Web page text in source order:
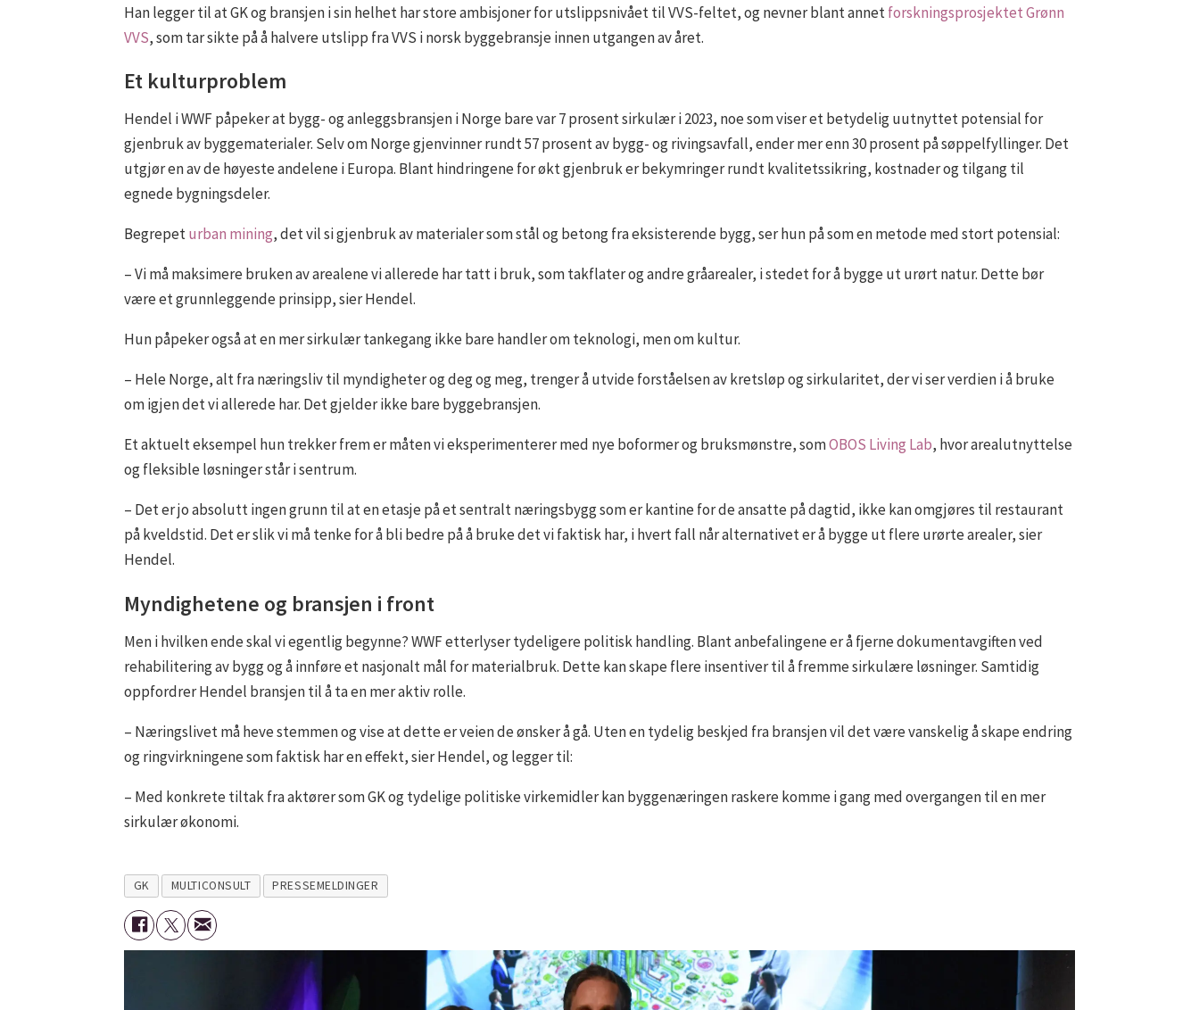
Han legger til at GK og bransjen i sin helhet har store ambisjoner for utslippsnivået til VVS-feltet, og nevner blant annetforskningsprosjektet Grønn
VVS, som tar sikte på å halvere utslipp fra VVS i norsk byggebransje innen utgangen av året.
Et kulturproblem
Hendel i WWF påpeker at bygg- og anleggsbransjen i Norge bare var 7 prosent sirkulær i 2023, noe som viser et betydelig uutnyttet potensial for
gjenbruk av byggematerialer. Selv om Norge gjenvinner rundt 57 prosent av bygg- og rivingsavfall, ender mer enn 30 prosent på søppelfyllinger. Det
utgjør en av de høyeste andelene i Europa. Blant hindringene for økt gjenbruk er bekymringer rundt kvalitetssikring, kostnader og tilgang til
egnede bygningsdeler.
Begrepeturban mining, det vil si gjenbruk av materialer som stål og betong fra eksisterende bygg, ser hun på som en metode med stort potensial:
– Vi må maksimere bruken av arealene vi allerede har tatt i bruk, som takflater og andre gråarealer, i stedet for å bygge ut urørt natur. Dette bør
være et grunnleggende prinsipp, sier Hendel.
Hun påpeker også at en mer sirkulær tankegang ikke bare handler om teknologi, men om kultur.
– Hele Norge, alt fra næringsliv til myndigheter og deg og meg, trenger å utvide forståelsen av kretsløp og sirkularitet, der vi ser verdien i å bruke
om igjen det vi allerede har. Det gjelder ikke bare byggebransjen.
Et aktuelt eksempel hun trekker frem er måten vi eksperimenterer med nye boformer og bruksmønstre, somOBOS Living Lab, hvor arealutnyttelse
og fleksible løsninger står i sentrum.
– Det er jo absolutt ingen grunn til at en etasje på et sentralt næringsbygg som er kantine for de ansatte på dagtid, ikke kan omgjøres til restaurant
på kveldstid. Det er slik vi må tenke for å bli bedre på å bruke det vi faktisk har, i hvert fall når alternativet er å bygge ut flere urørte arealer, sier
Hendel.
Myndighetene og bransjen i front
Men i hvilken ende skal vi egentlig begynne? WWF etterlyser tydeligere politisk handling. Blant anbefalingene er å fjerne dokumentavgiften ved
rehabilitering av bygg og å innføre et nasjonalt mål for materialbruk. Dette kan skape flere insentiver til å fremme sirkulære løsninger. Samtidig
oppfordrer Hendel bransjen til å ta en mer aktiv rolle.
– Næringslivet må heve stemmen og vise at dette er veien de ønsker å gå. Uten en tydelig beskjed fra bransjen vil det være vanskelig å skape endring
og ringvirkningene som faktisk har en effekt, sier Hendel, og legger til:
– Med konkrete tiltak fra aktører som GK og tydelige politiske virkemidler kan byggenæringen raskere komme i gang med overgangen til en mer
sirkulær økonomi.
GK MULTICONSULT PRESSEMELDINGER